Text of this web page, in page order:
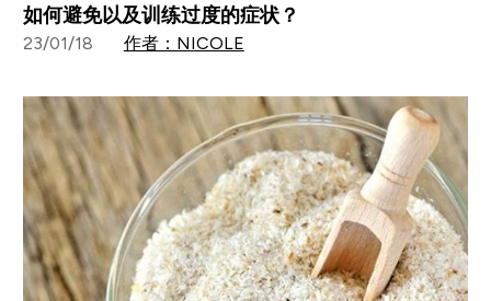
如何避免以及训练过度的症状？
23/01/18 作者：NICOLE